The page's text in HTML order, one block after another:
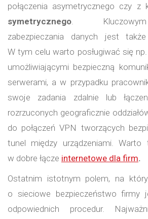
połączenia asymetrycznego czy z
symetrycznego .
zabezpieczania danych jest
W tym celu warto posługiwać się
umożliwiającymi bezpieczną
serwerami, a w przypadku
swoje zadania zdalnie lub
rozrzuconych geograficznie
do połączeń VPN tworzących
tunel między urządzeniami. Warto
w dobre łącze internetowe dla firm.
Ostatnim istotnym polem, na
o sieciowe bezpieczeństwo firmy
odpowiednich procedur.